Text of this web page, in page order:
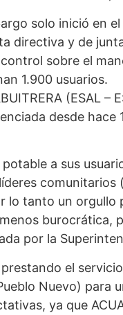
solo inició en
directiva y de
sobre el
1.900 usuarios.
(ESAL
desde hace
potable a sus
lo tanto un orgullo
burocrática,
por la
el
Nuevo)
ya que